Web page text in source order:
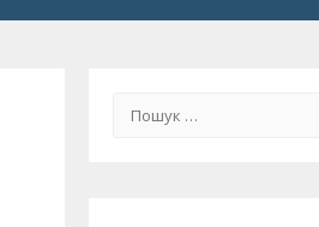
Пошук: